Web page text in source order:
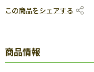
この商品をシェアする
商品情報